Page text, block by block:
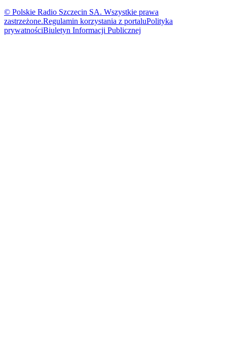
© Polskie Radio Szczecin SA. Wszystkie prawa
zastrzeżone.Regulamin korzystania z portaluPolityka
prywatnościBiuletyn Informacji Publicznej